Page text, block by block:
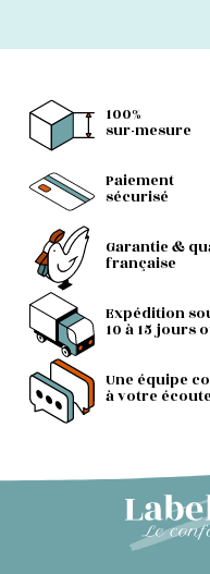
100%
sur-mesure
Paiement
sécurisé
Garantie &
française
Expédition
10 à 15 jours
Une équipe
à votre écoute